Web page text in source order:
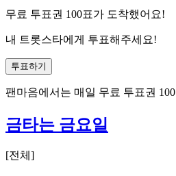
무료 투표권 100표가 도착했어요!
내 트롯스타에게 투표해주세요!
투표하기
팬마음에서는 매일 무료 투표권 100
금타는 금요일
[전체 ]